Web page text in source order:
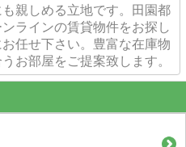
親しめる立地です。田園都
ラインの賃貸物件をお探し
任せ下さい。豊富な在庫物
お部屋をご提案致します。